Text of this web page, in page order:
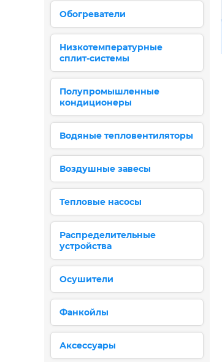
Обогреватели
Низкотемпературные
сплит-системы
Полупромышленные
кондиционеры
Водяные тепловентиляторы
Воздушные завесы
Тепловые насосы
Распределительные
устройства
Осушители
Фанкойлы
Аксессуары